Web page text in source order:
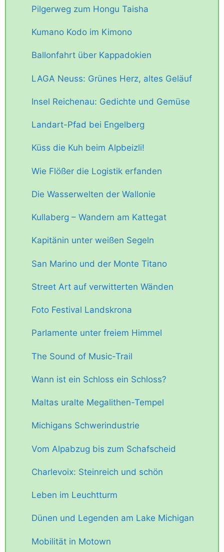
Pilgerweg zum Hongu Taisha
Kumano Kodo im Kimono
Ballonfahrt über Kappadokien
LAGA Neuss: Grünes Herz, altes Geläuf
Insel Reichenau: Gedichte und Gemüse
Landart-Pfad bei Engelberg
Küss die Kuh beim Alpbeizli!
Wie Flößer die Logistik erfanden
Die Wasserwelten der Wallonie
Kullaberg – Wandern am Kattegat
Kapitänin unter weißen Segeln
San Marino und der Monte Titano
Street Art auf verwitterten Wänden
Foto Festival Landskrona
Parlamente unter freiem Himmel
The Sound of Music-Trail
Wann ist ein Schloss ein Schloss?
Maltas uralte Megalithen-Tempel
Michigans Schwerindustrie
Vom Alpabzug bis zum Schafscheid
Charlevoix: Steinreich und schön
Leben im Leuchtturm
Dünen und Legenden am Lake Michigan
Mobilität in Motown